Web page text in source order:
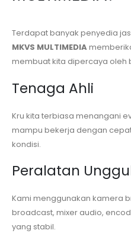
Terdapat banyak penyedia
MKVS MULTIMEDIA
membuat kita dipercaya oleh
Tenaga Ahli
Kru kita terbiasa menangani
mampu bekerja dengan
kondisi.
Peralatan
Kami menggunakan kamera
broadcast, mixer audio,
yang stabil.